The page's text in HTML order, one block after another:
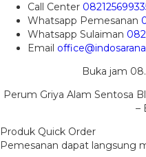
Call Center
Whatsapp Pemesanan
Whatsapp Sulaiman
Email
Buka jam
Perum Griya Alam Sentosa
–
Produk Quick Order
Pemesanan dapat langsung